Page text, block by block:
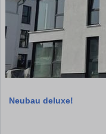
Neubau deluxe!